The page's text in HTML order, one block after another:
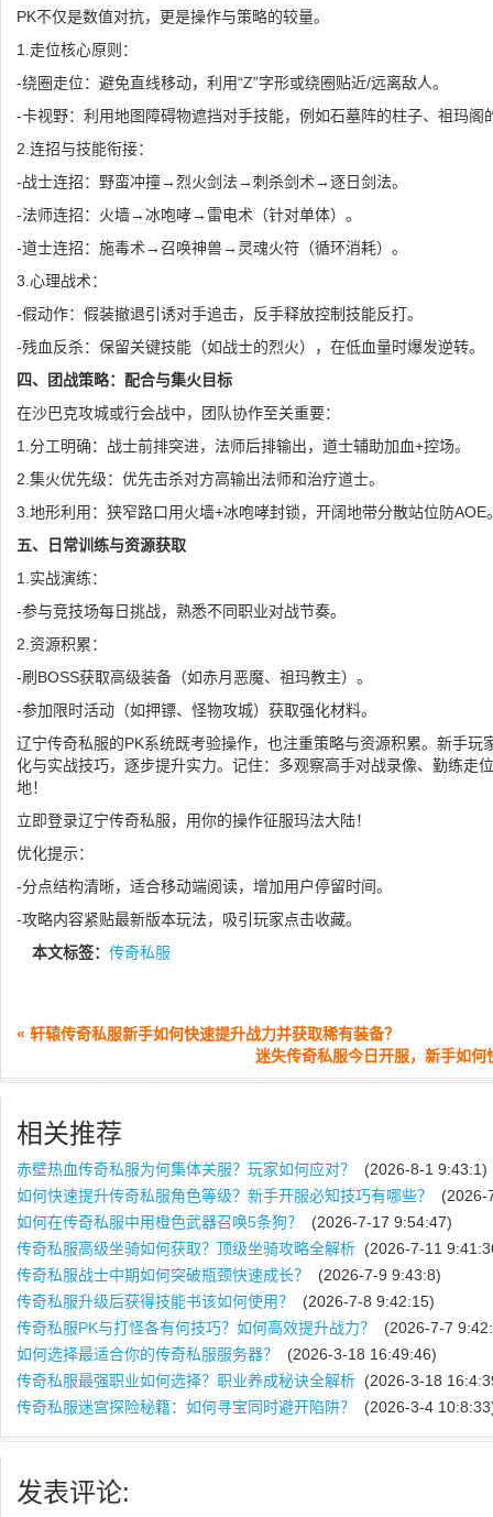
PK不仅是数值对抗，更是操作与策略的较量。
1.走位核心原则：
-绕圈走位：避免直线移动，利用“Z”字形或绕圈贴近/远离敌人。
-卡视野：利用地图障碍物遮挡对手技能，例如石墓阵的柱子、祖玛阁
2.连招与技能衔接：
-战士连招：野蛮冲撞→烈火剑法→刺杀剑术→逐日剑法。
-法师连招：火墙→冰咆哮→雷电术（针对单体）。
-道士连招：施毒术→召唤神兽→灵魂火符（循环消耗）。
3.心理战术：
-假动作：假装撤退引诱对手追击，反手释放控制技能反打。
-残血反杀：保留关键技能（如战士的烈火），在低血量时爆发逆转。
四、团战策略：配合与集火目标
在沙巴克攻城或行会战中，团队协作至关重要：
1.分工明确：战士前排突进，法师后排输出，道士辅助加血+控场。
2.集火优先级：优先击杀对方高输出法师和治疗道士。
3.地形利用：狭窄路口用火墙+冰咆哮封锁，开阔地带分散站位防AOE
五、日常训练与资源获取
1.实战演练：
-参与竞技场每日挑战，熟悉不同职业对战节奏。
2.资源积累：
-刷BOSS获取高级装备（如赤月恶魔、祖玛教主）。
-参加限时活动（如押镖、怪物攻城）获取强化材料。
辽宁传奇私服的PK系统既考验操作，也注重策略与资源积累。新手玩
化与实战技巧，逐步提升实力。记住：多观察高手对战录像、勤练走
地！
立即登录辽宁传奇私服，用你的操作征服玛法大陆！
优化提示：
-分点结构清晰，适合移动端阅读，增加用户停留时间。
-攻略内容紧贴最新版本玩法，吸引玩家点击收藏。
本文标签： 传奇私服
« 轩辕传奇私服新手如何快速提升战力并获取稀有装备？
迷失传奇私服今日开服，新手如
相关推荐
赤壁热血传奇私服为何集体关服？玩家如何应对？
(2026-8-1 9:43:1)
如何快速提升传奇私服角色等级？新手开服必知技巧有哪些？
(2026-
如何在传奇私服中用橙色武器召唤5条狗？
(2026-7-17 9:54:47)
传奇私服高级坐骑如何获取？顶级坐骑攻略全解析 (2026-7-11
传奇私服战士中期如何突破瓶颈快速成长？
(2026-7-9 9:43:8)
传奇私服升级后获得技能书该如何使用？
(2026-7-8 9:42:15)
传奇私服PK与打怪各有何技巧？如何高效提升战力？
(2026-7-7
如何选择最适合你的传奇私服服务器？
(2026-3-18 16:49:46)
传奇私服最强职业如何选择？职业养成秘诀全解析 (2026-3-18
传奇私服迷宫探险秘籍：如何寻宝同时避开陷阱？
(2026-3-4
发表评论: